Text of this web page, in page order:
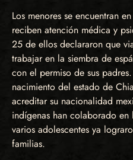
Los menores se encuentran
reciben atención médica y
25 de ellos declararon que
trabajar en la siembra de
con el permiso de sus
nacimiento del estado de
acreditar su nacionalidad
indígenas han colaborado
varios adolescentes ya
familias.